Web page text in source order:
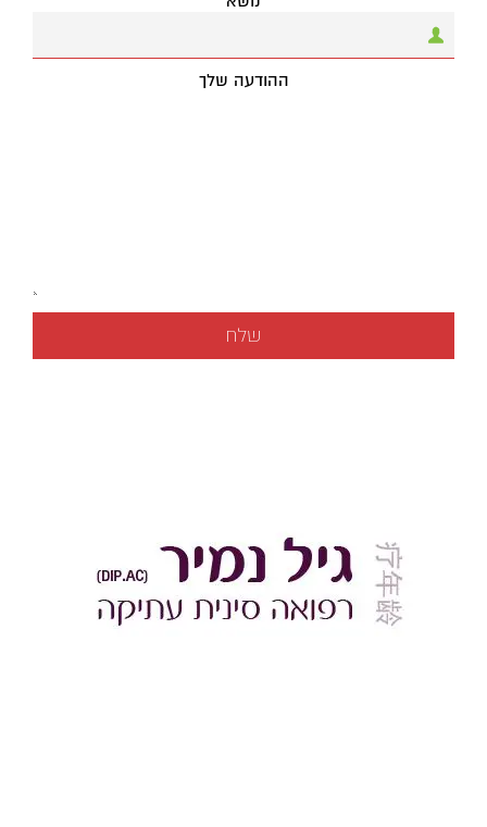
ההודעה שלך